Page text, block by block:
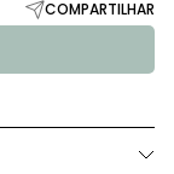
COMPARTILHAR